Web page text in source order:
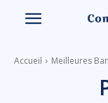
Accueil Meilleures